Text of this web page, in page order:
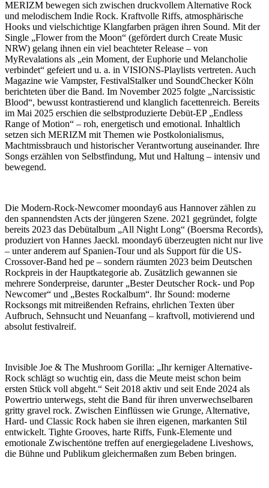
MERIZM bewegen sich zwischen druckvollem Alternative Rock
und melodischem Indie Rock. Kraftvolle Riffs, atmosphärische
Hooks und vielschichtige Klangfarben prägen ihren Sound. Mit der
Single „Flower from the Moon“ (gefördert durch Create Music
NRW) gelang ihnen ein viel beachteter Release – von
MyRevalations als „ein Moment, der Euphorie und Melancholie
verbindet“ gefeiert und u. a. in VISIONS-Playlists vertreten. Auch
Magazine wie Vampster, FestivalStalker und SoundChecker Köln
berichteten über die Band. Im November 2025 folgte „Narcissistic
Blood“, bewusst kontrastierend und klanglich facettenreich. Bereits
im Mai 2025 erschien die selbstproduzierte Debüt-EP „Endless
Range of Motion“ – roh, energetisch und emotional. Inhaltlich
setzen sich MERIZM mit Themen wie Postkolonialismus,
Machtmissbrauch und historischer Verantwortung auseinander. Ihre
Songs erzählen von Selbstfindung, Mut und Haltung – intensiv und
bewegend.
Die Modern-Rock-Newcomer moonday6 aus Hannover zählen zu
den spannendsten Acts der jüngeren Szene. 2021 gegründet, folgte
bereits 2023 das Debütalbum „All Night Long“ (Boersma Records),
produziert von Hannes Jaeckl. moonday6 überzeugten nicht nur live
– unter anderem auf Spanien-Tour und als Support für die US-
Crossover-Band hed pe – sondern räumten 2023 beim Deutschen
Rockpreis in der Hauptkategorie ab. Zusätzlich gewannen sie
mehrere Sonderpreise, darunter „Bester Deutscher Rock- und Pop
Newcomer“ und „Bestes Rockalbum“. Ihr Sound: moderne
Rocksongs mit mitreißenden Refrains, ehrlichen Texten über
Aufbruch, Sehnsucht und Neuanfang – kraftvoll, motivierend und
absolut festivalreif.
Invisible Joe & The Mushroom Gorilla: „Ihr kerniger Alternative-
Rock schlägt so wuchtig ein, dass die Meute meist schon beim
ersten Stück voll abgeht.“ Seit 2018 aktiv und seit Ende 2024 als
Powertrio unterwegs, steht die Band für ihren unverwechselbaren
gritty gravel rock. Zwischen Einflüssen wie Grunge, Alternative,
Hard- und Classic Rock haben sie ihren eigenen, markanten Stil
entwickelt. Tighte Grooves, harte Riffs, Funk-Elemente und
emotionale Zwischentöne treffen auf energiegeladene Liveshows,
die Bühne und Publikum gleichermaßen zum Beben bringen.